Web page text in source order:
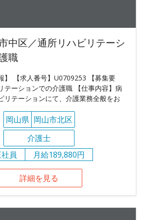
中区／通所リハビリテーシ
職
】 【求人番号】U0709253 【募集要
テーションでの介護職 【仕事内容】病
リテーションにて、介護業務全般をお
岡山県 岡山市北区
介護士
員
月給189,880円
詳細を見る